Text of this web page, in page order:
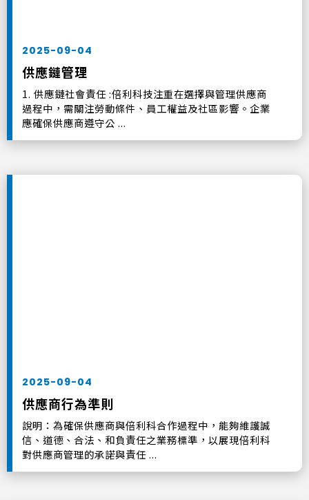
2025-09-04
供應鏈管理
1. 供應鏈社會責任 :倍利科技注重在選擇與管理供應商
過程中，需關注勞動條件、員工權益及社區影響。企業
應確保供應商遵守公 ...
2025-09-04
供應商行為準則
說明：為確保供應商與倍利科合作過程中，能夠維護誠
信、道德、合法、和負責任之業務標準，以展現倍利科
對供應商管理的承諾與責任 ...